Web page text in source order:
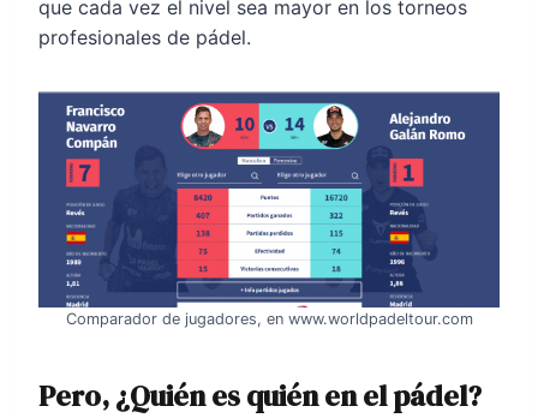
que cada vez el nivel sea mayor en los torneos
profesionales de pádel.
Comparador de jugadores, en www.worldpadeltour.com
Pero, ¿Quién es quién en el pádel?